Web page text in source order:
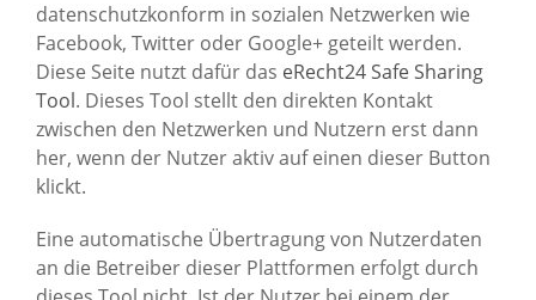
datenschutzkonform in sozialen Netzwerken wie
Facebook, Twitter oder Google+ geteilt werden.
Diese Seite nutzt dafür das eRecht24 Safe Sharing
Tool. Dieses Tool stellt den direkten Kontakt
zwischen den Netzwerken und Nutzern erst dann
her, wenn der Nutzer aktiv auf einen dieser Button
klickt.
Eine automatische Übertragung von Nutzerdaten
an die Betreiber dieser Plattformen erfolgt durch